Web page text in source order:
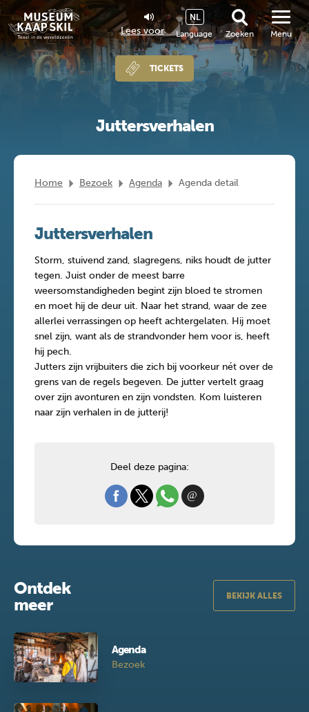
Lees voor Language
NL
Zoeken
TICKETS
Menu
Juttersverhalen
Home Bezoek Agenda Agenda detail
Juttersverhalen
Storm, stuivend zand, slagregens, niks houdt de jutter
tegen. Juist onder de meest barre
weersomstandigheden begint zijn bloed te stromen
en moet hij de deur uit. Naar het strand, waar de zee
allerlei verrassingen op heeft achtergelaten. Hij moet
snel zijn, want als de strandvonder hem voor is, heeft
hij pech.
Jutters zijn vrijbuiters die zich bij voorkeur nét over de
grens van de regels begeven. De jutter vertelt graag
over zijn avonturen en zijn vondsten. Kom luisteren
naar zijn verhalen in de jutterij!
Deel deze pagina:
Ontdek
meer
BEKIJK ALLES
Agenda
Bezoek